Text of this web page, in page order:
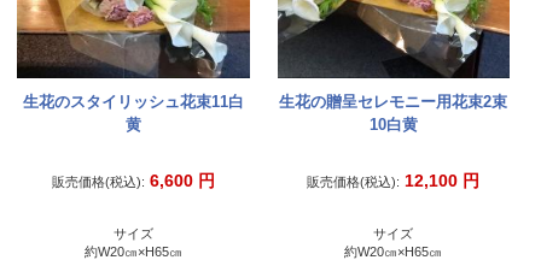
生花のスタイリッシュ花束11白
黄
販売価格(税込): 6,600 円
サイズ
約W20㎝×H65㎝
生花の贈呈セレモニー用花束2束
10白黄
販売価格(税込): 12,100 円
サイズ
約W20㎝×H65㎝